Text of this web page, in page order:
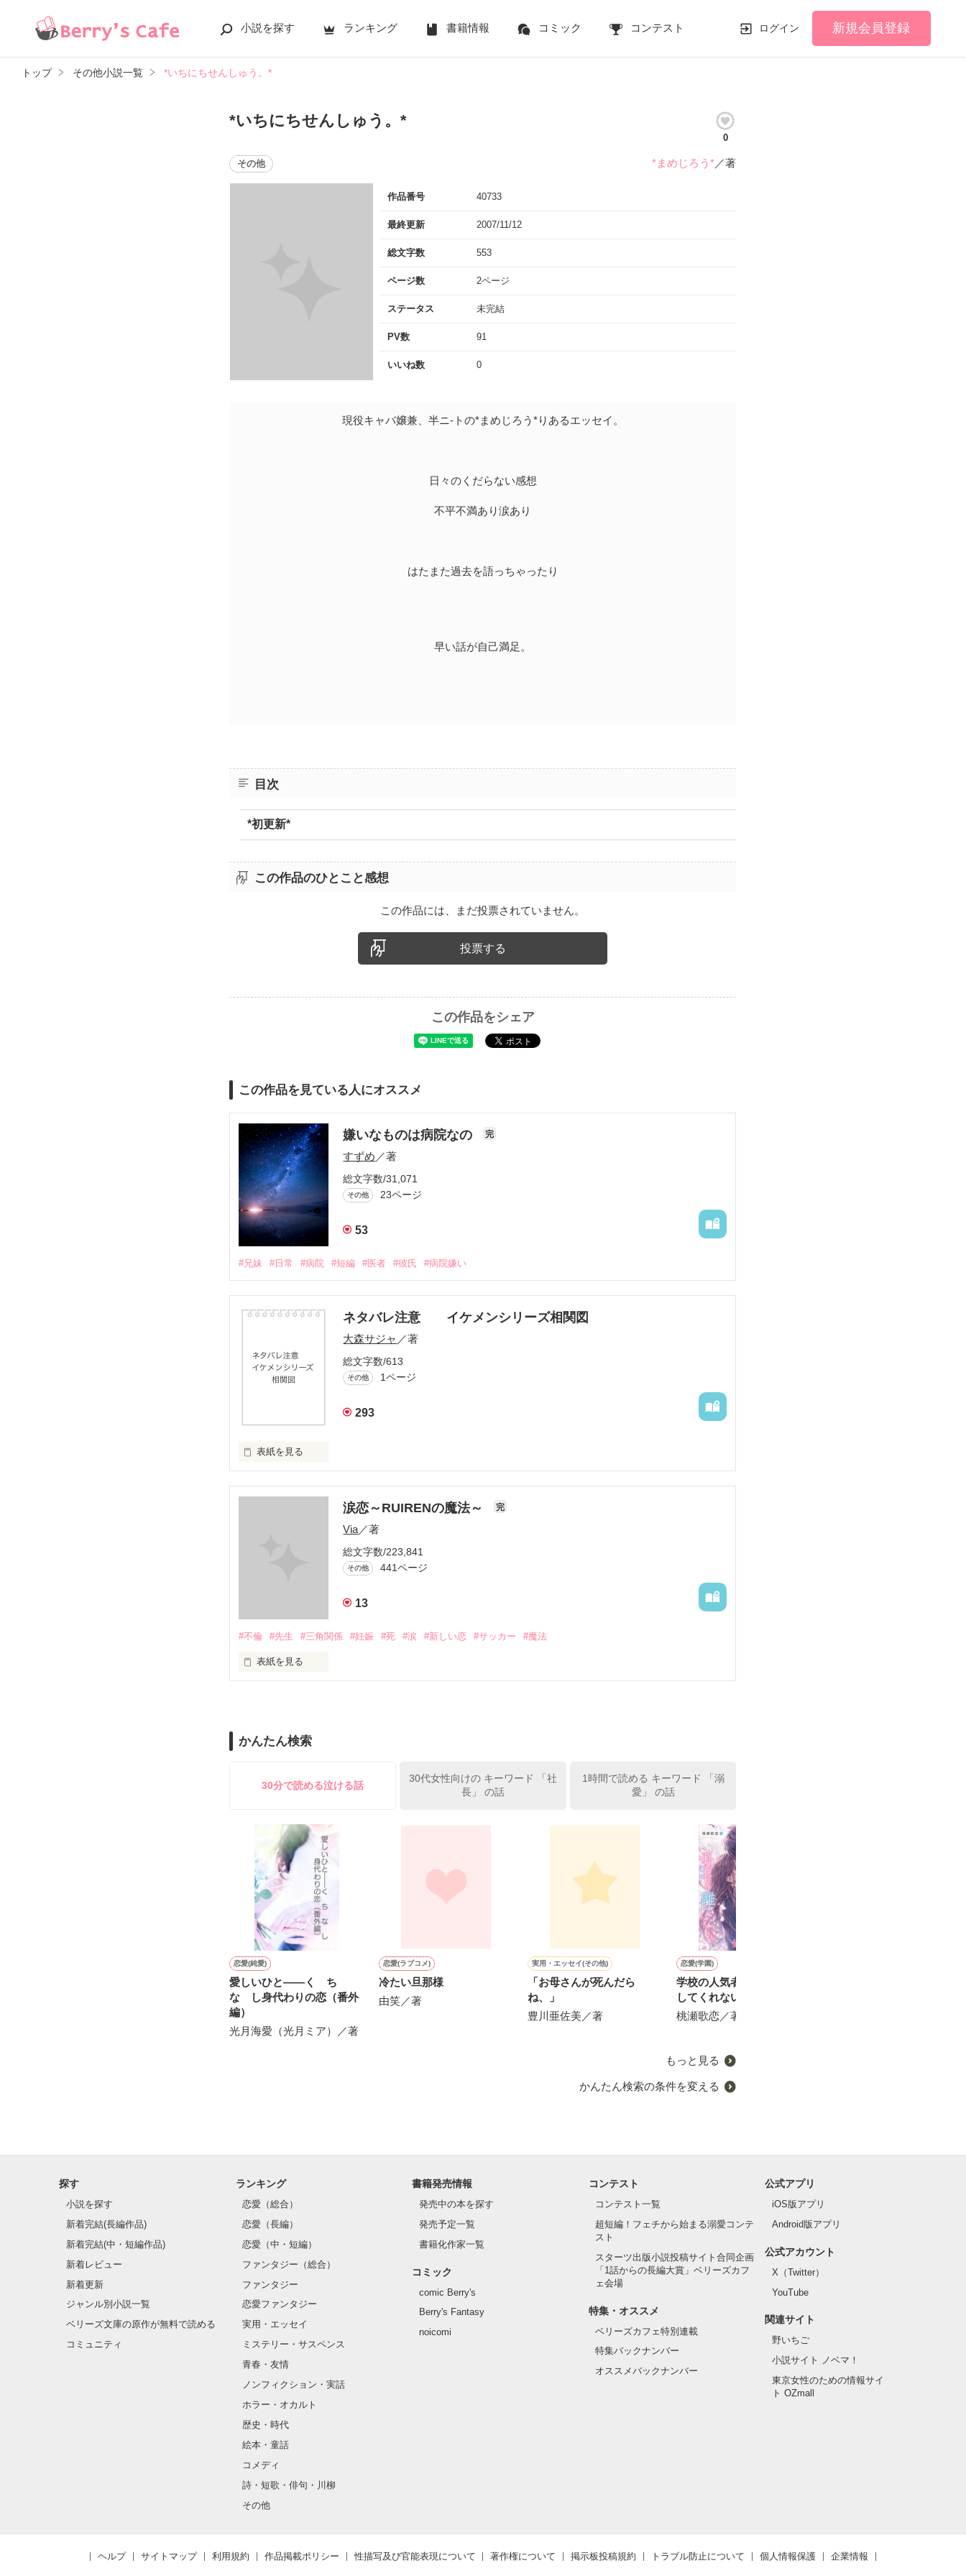
小説を探す ランキング 書籍情報 コミック コンテスト ログイン 新規会員登録
トップ その他小説一覧 *いちにちせんしゅう。*
*いちにちせんしゅう。*
0
その他 *まめじろう*／著
作品番号 40733
最終更新 2007/11/12
総文字数 553
ページ数 2ページ
ステータス 未完結
PV数 91
いいね数 0
現役キャバ嬢兼、半ニ-トの*まめじろう*りあるエッセイ。
日々のくだらない感想
不平不満あり涙あり
はたまた過去を語っちゃったり
早い話が自己満足。
目次
*初更新*
この作品のひとこと感想
この作品には、まだ投票されていません。
投票する
この作品をシェア
この作品を見ている人にオススメ
嫌いなものは病院なの 完
すずめ ／著
総文字数/31,071
その他 23ページ
53
#兄妹 #日常 #病院 #短編 #医者 #彼氏 #病院嫌い
ネタバレ注意 イケメンシリーズ相関図
大森サジャ ／著
総文字数/613
その他 1ページ
293
表紙を見る
作品を読むのに役立てばと思います
涙恋～RUIRENの魔法～ 完
Via／著
総文字数/223,841
その他 441ページ
13
#不倫 #先生 #三角関係 #妊娠 #死 #涙 #新しい恋 #サッカー #魔法
表紙を見る
悩み傷つき　精一杯愛した人
「俺なら　亜恋を
泣かせたりしないのに…」
愛斗はまっすぐ私を見る。
ユウと愛斗の間で
揺れ動く　私は
再び涙恋の魔法にかけられ
かんたん検索
30分で読める泣ける話
30代女性向けの キーワード 「社
長」 の話
1時間で読める キーワード 「溺
愛」 の話
恋愛(純愛)
愛しいひと――く ち
な し身代わりの恋（番外
編）
光月海愛（光月ミア）／著
恋愛(ラブコメ)
冷たい旦那様
由笑／著
実用・エッセイ(その他)
「お母さんが死んだら
ね、」
豊川亜佐美／著
恋愛(学園)
学校の人気者は私だけを離
してくれない
桃瀬歌恋／著
もっと見る
かんたん検索の条件を変える
探す
小説を探す
新着完結(長編作品)
新着完結(中・短編作品)
新着レビュー
新着更新
ジャンル別小説一覧
ベリーズ文庫の原作が無料で読める
コミュニティ
ランキング
恋愛（総合）
恋愛（長編）
恋愛（中・短編）
ファンタジー（総合）
ファンタジー
恋愛ファンタジー
実用・エッセイ
ミステリー・サスペンス
青春・友情
ノンフィクション・実話
ホラー・オカルト
歴史・時代
絵本・童話
コメディ
詩・短歌・俳句・川柳
その他
書籍発売情報
発売中の本を探す
発売予定一覧
書籍化作家一覧
コミック
comic Berry's
Berry's Fantasy
noicomi
コンテスト
コンテスト一覧
超短編！フェチから始まる溺愛コンテ
スト
スターツ出版小説投稿サイト合同企画
「1話からの長編大賞」ベリーズカフ
ェ会場
特集・オススメ
ベリーズカフェ特別連載
特集バックナンバー
オススメバックナンバー
公式アプリ
iOS版アプリ
Android版アプリ
公式アカウント
X（Twitter）
YouTube
関連サイト
野いちご
小説サイト ノベマ！
東京女性のための情報サイ
ト OZmall
ヘルプ サイトマップ 利用規約 作品掲載ポリシー 性描写及び官能表現について 著作権について 掲示板投稿規約 トラブル防止について 個人情報保護 企業情報